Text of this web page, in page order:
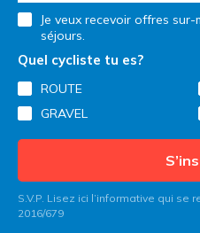
Je veux recevoir offres
séjours.
Quel cycliste tu es?
ROUTE
GRAVEL
S.V.P. Lisez ici l’informative qui se
2016/679